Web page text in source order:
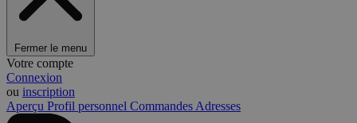
Fermer le menu
Votre compte
Connexion
ou inscription
Aperçu Profil personnel Commandes Adresses